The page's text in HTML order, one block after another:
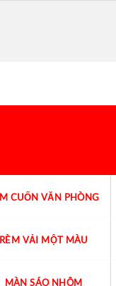
CUỐN VĂN PHÒNG
RÈM VẢI MỘT MÀU
MÀN SÁO NHÔM